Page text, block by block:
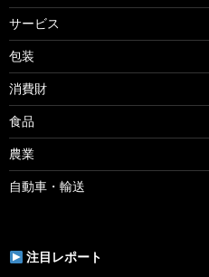
サービス
包装
消費財
食品
農業
自動車・輸送
注目レポート